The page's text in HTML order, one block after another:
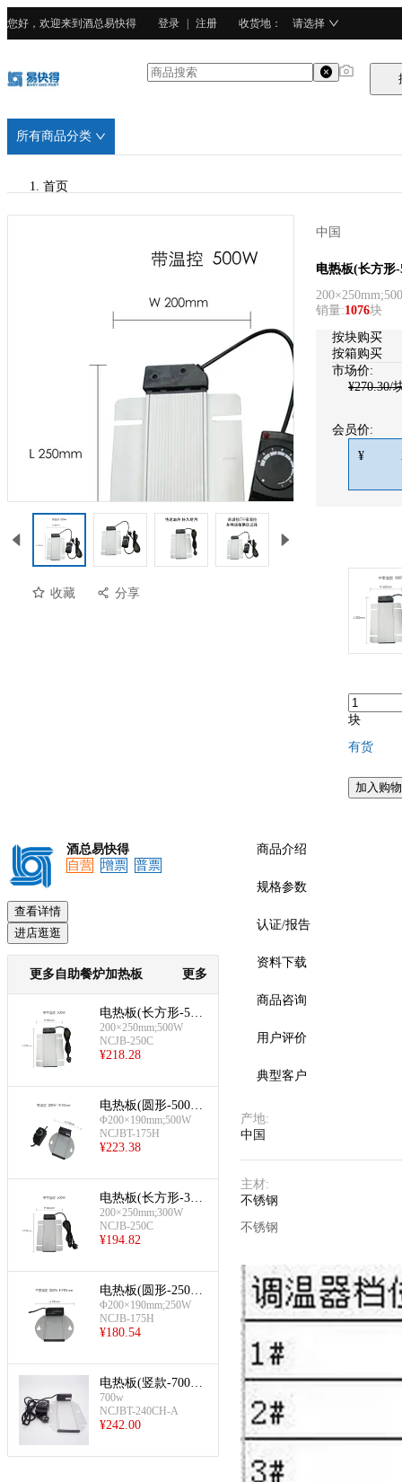
您好，欢迎来到酒总易快得 登录 注册 收货地 ： 请选择
所有商品分类
首页
收藏 分享
中国
申明
电热板(长方形
销量:1076块
按块购买
按箱购买
市场价:
¥270.30/
会员价:
¥
块
有货
加入购
酒总易快得
自营
增票 普票
查看详情
进店逛逛
更多自助餐炉加热板 更多
电热板(长方形-500
w,不带温控)
200×250mm;500W
NCJB-250C
¥218.28
电热板(圆形-500w,
带温控)
Φ200×190mm;500W
NCJBT-175H
¥223.38
电热板(长方形-300
w,不带温控)
200×250mm;300W
NCJB-250C
¥194.82
电热板(圆形-250w,
不带温控)
Φ200×190mm;250W
NCJB-175H
¥180.54
电热板(竖款-700w,
带温控)
700w
NCJBT-240CH-A
¥242.00
商品介绍
规格参数
认证/报告
资料下载
商品咨询
用户评价
典型客户
产地:
中国
主材:
不锈钢
不锈钢